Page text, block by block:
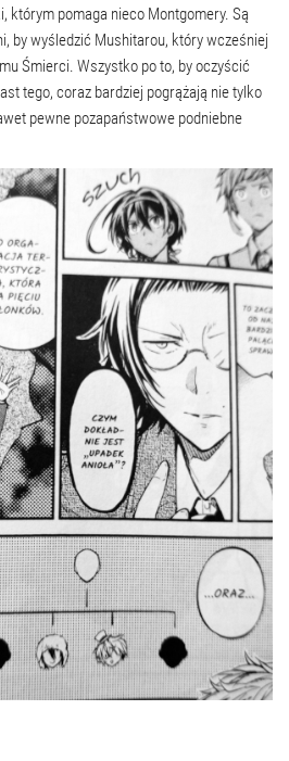
którym pomaga nieco Montgomery. Są
by wyśledzić Mushitarou, który wcześniej
Śmierci. Wszystko po to, by oczyścić
tego, coraz bardziej pogrążają nie tylko
pewne pozapaństwowe podniebne